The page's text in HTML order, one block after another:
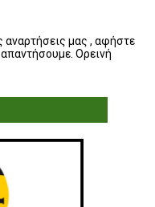
αναρτήσεις μας , αφήστε
Ορεινή